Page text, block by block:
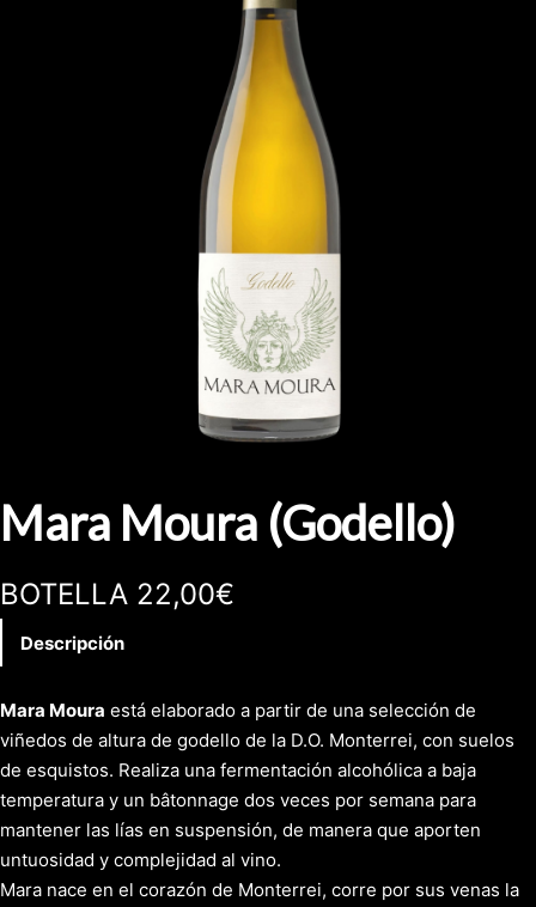
Mara Moura (Godello)
BOTELLA 22,00€
Descripción
Mara Moura está elaborado a partir de una selección de
viñedos de altura de godello de la D.O. Monterrei, con suelos
de esquistos. Realiza una fermentación alcohólica a baja
temperatura y un bâtonnage dos veces por semana para
mantener las lías en suspensión, de manera que aporten
untuosidad y complejidad al vino.
Mara nace en el corazón de Monterrei, corre por sus venas la